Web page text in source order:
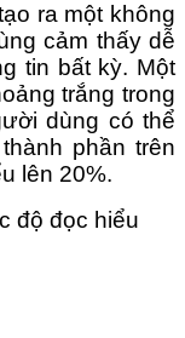
ra một không
cảm thấy dễ
tin bất kỳ. Một
trắng trong
dùng có thể
phần trên
lên 20%.